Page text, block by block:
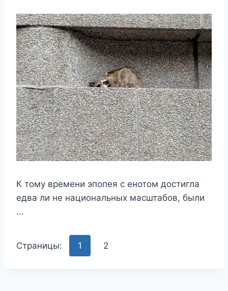
К тому времени эпопея с енотом достигла
едва ли не национальных масштабов, были
…
Страницы: 1 2